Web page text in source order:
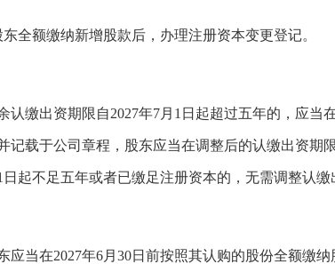
全额缴纳新增股款后，办理注册资本变更登记。
缴出资期限自2027年7月1日起超过五年的，应当
记载于公司章程，股东应当在调整后的认缴出资期
起不足五年或者已缴足注册资本的，无需调整认缴
当在2027年6月30日前按照其认购的股份全额缴纳